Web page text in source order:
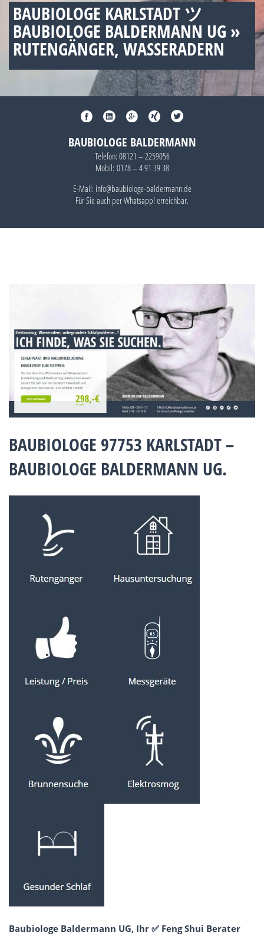
BAUBIOLOGE KARLSTADT ツ
BAUBIOLOGE BALDERMANN UG »
RUTENGÄNGER, WASSERADERN
BAUBIOLOGE BALDERMANN
Telefon: 08121 – 2259056
Mobil: 0178 – 4 91 39 38
E-Mail: info@baubiologe-baldermann.de
Für Sie auch perWhatsapp!erreichbar.
BAUBIOLOGE 97753 KARLSTADT –
BAUBIOLOGE BALDERMANN UG.
Baubiologe Baldermann UG, Ihr ✅ Feng Shui Berater